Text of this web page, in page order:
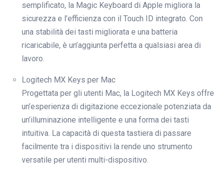
semplificato, la Magic Keyboard di Apple migliora la
sicurezza e l’efficienza con il Touch ID integrato. Con
una stabilità dei tasti migliorata e una batteria
ricaricabile, è un’aggiunta perfetta a qualsiasi area di
lavoro.
Logitech MX Keys per Mac
Progettata per gli utenti Mac, la Logitech MX Keys offre
un’esperienza di digitazione eccezionale potenziata da
un’illuminazione intelligente e una forma dei tasti
intuitiva. La capacità di questa tastiera di passare
facilmente tra i dispositivi la rende uno strumento
versatile per utenti multi-dispositivo.